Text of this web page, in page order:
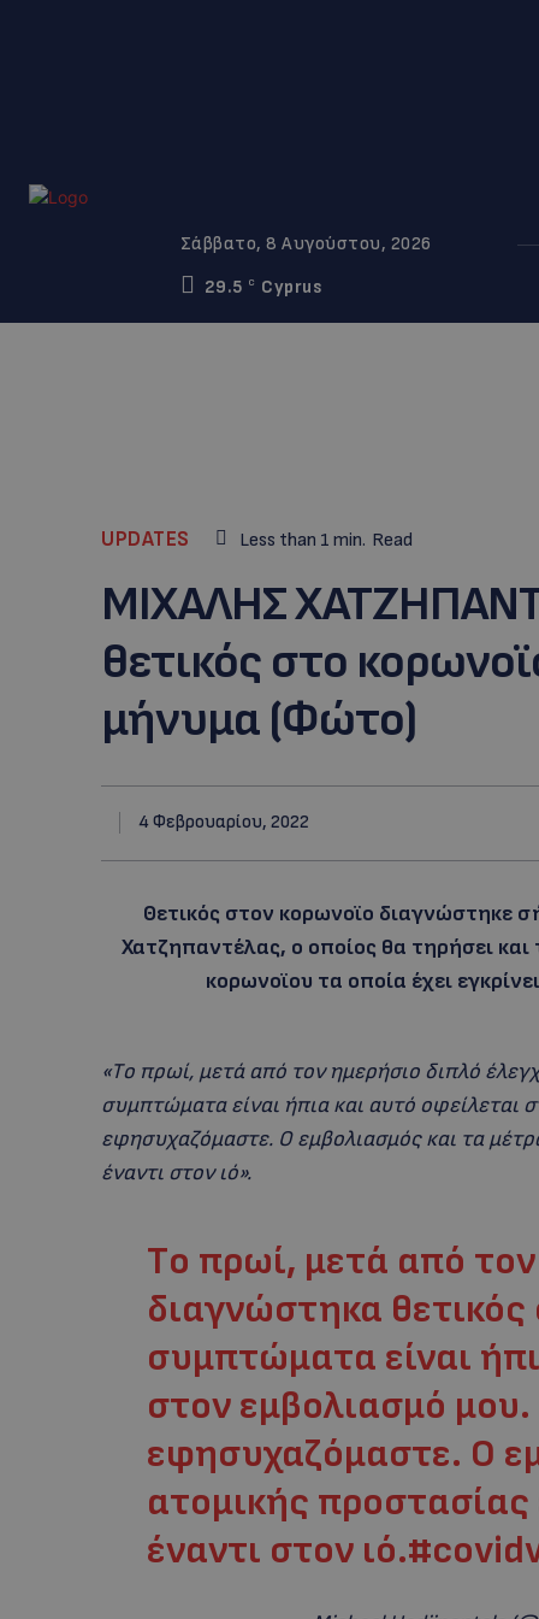
Σάββατο, 8 Αυγούστου, 2026
29.5
C Cyprus
UPDATES Less than 1 min. Read
MIXAΛΗΣ
θετικός στο
μήνυμα (Φώτο)
4 Φεβρουαρίου, 2022
Θετικός στον κορωνοϊο διαγνώστηκε
Χατζηπαντέλας, ο οποίος θα τηρήσει
κορωνοϊου τα οποία έχει
«Tο πρωί, μετά από τον ημερήσιο διπλό
συμπτώματα είναι ήπια και αυτό οφείλεται
εφησυχαζόμαστε. Ο εμβολιασμός και τα
έναντι στον ιό».
Tο πρωί, μετά από
διαγνώστηκα θετικός
συμπτώματα είναι
στον εμβολιασμό
εφησυχαζόμαστε. Ο
ατομικής προστασίας
έναντι στον ιό.